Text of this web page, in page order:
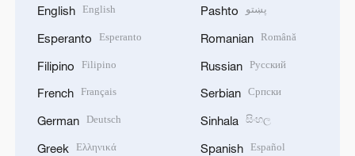
English English
Esperanto Esperanto
Filipino Filipino
French Français
German Deutsch
Greek Ελληνικά
Pashto پښتو
Romanian Română
Russian Русский
Serbian Српски
Sinhala සිංහල
Spanish Español